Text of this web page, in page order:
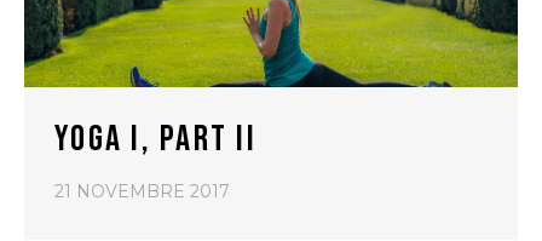
YOGA I, PART II
21 NOVEMBRE 2017